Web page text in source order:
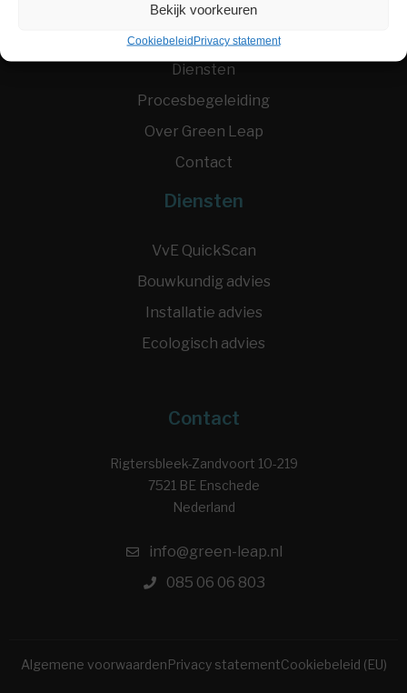
Bekijk voorkeuren
CookiebeleidPrivacy statement
Home
Diensten
Procesbegeleiding
Over Green Leap
Contact
Diensten
VvE QuickScan
Bouwkundig advies
Installatie advies
Ecologisch advies
Contact
Rigtersbleek-Zandvoort 10-219
7521 BE Enschede
Nederland
info@green-leap.nl
085 06 06 803
Algemene voorwaardenPrivacy statementCookiebeleid (EU)